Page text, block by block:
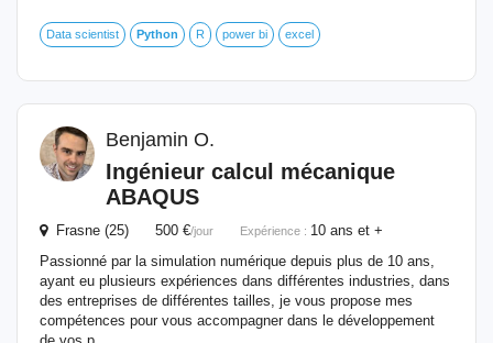
Data scientist Python R power bi excel
Benjamin O.
Ingénieur calcul mécanique
ABAQUS
Frasne (25) 500 €/jour Expérience : 10 ans et +
Passionné par la simulation numérique depuis plus de 10 ans,
ayant eu plusieurs expériences dans différentes industries, dans
des entreprises de différentes tailles, je vous propose mes
compétences pour vous accompagner dans le développement